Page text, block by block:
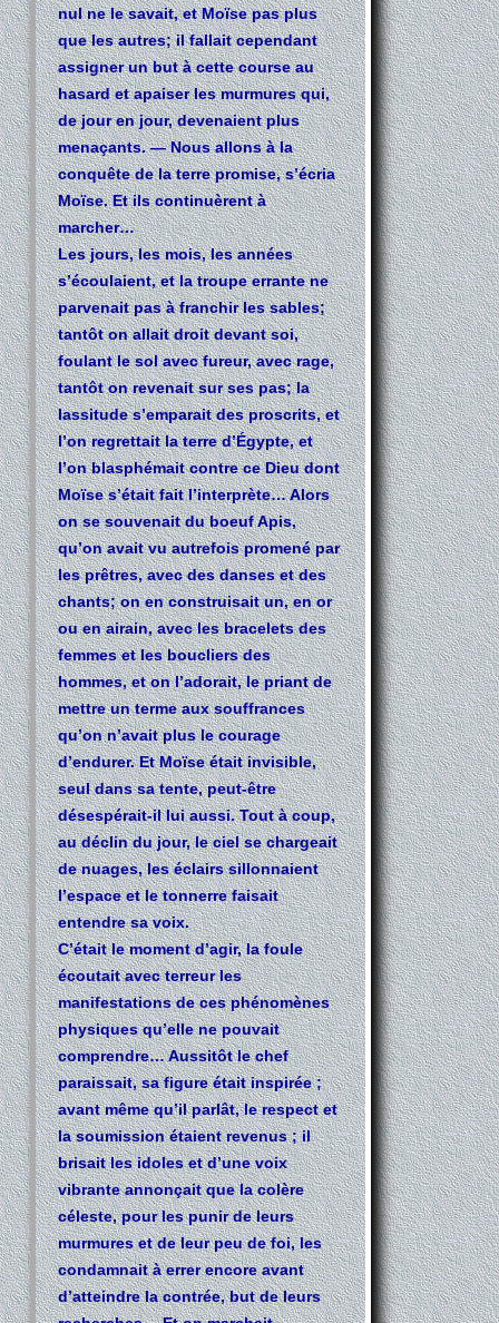
nul ne le savait, et Moïse pas plus
que les autres; il fallait cependant
assigner un but à cette course au
hasard et apaiser les murmures qui,
de jour en jour, devenaient plus
menaçants. — Nous allons à la
conquête de la terre promise, s’écria
Moïse. Et ils continuèrent à
marcher…
Les jours, les mois, les années
s’écoulaient, et la troupe errante ne
parvenait pas à franchir les sables;
tantôt on allait droit devant soi,
foulant le sol avec fureur, avec rage,
tantôt on revenait sur ses pas; la
lassitude s’emparait des proscrits, et
l’on regrettait la terre d’Égypte, et
l’on blasphémait contre ce Dieu dont
Moïse s’était fait l’interprète… Alors
on se souvenait du boeuf Apis,
qu’on avait vu autrefois promené par
les prêtres, avec des danses et des
chants; on en construisait un, en or
ou en airain, avec les bracelets des
femmes et les boucliers des
hommes, et on l’adorait, le priant de
mettre un terme aux souffrances
qu’on n’avait plus le courage
d’endurer. Et Moïse était invisible,
seul dans sa tente, peut-être
désespérait-il lui aussi. Tout à coup,
au déclin du jour, le ciel se chargeait
de nuages, les éclairs sillonnaient
l’espace et le tonnerre faisait
entendre sa voix.
C’était le moment d’agir, la foule
écoutait avec terreur les
manifestations de ces phénomènes
physiques qu’elle ne pouvait
comprendre… Aussitôt le chef
paraissait, sa figure était inspirée ;
avant même qu’il parlât, le respect et
la soumission étaient revenus ; il
brisait les idoles et d’une voix
vibrante annonçait que la colère
céleste, pour les punir de leurs
murmures et de leur peu de foi, les
condamnait à errer encore avant
d’atteindre la contrée, but de leurs